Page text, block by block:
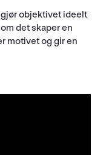
objektivet ideelt
det skaper en
motivet og gir en